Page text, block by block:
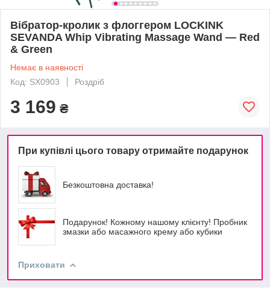
Вібратор-кролик з флоггером LOCKINK
SEVANDA Whip Vibrating Massage Wand — Red
& Green
Немає в наявності
Код: SX0903
Роздріб
3 169 ₴
При купівлі цього товару отримайте подарунок
Безкоштовна доставка!
Подарунок! Кожному нашому клієнту! Пробник
змазки або масажного крему або кубики
Приховати